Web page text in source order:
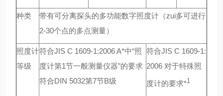
种类
带有可分离探头的多功能数字照度计（zui多可进行
2-30个点的多点测量）
照度计
等级
符合JIS C 1609-1:2006 A*中“照
度计第1节一般测量仪器”的要求
符合DIN 5032第7节B级
符合JIS C 1609-1:
2006 对于特殊照
度计的要求*1